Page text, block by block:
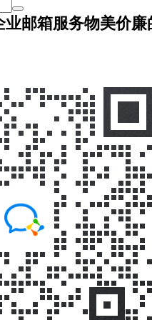
业邮箱服务物美价廉